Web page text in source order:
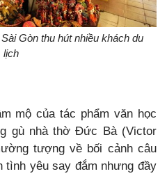
Gòn thu hút nhiều khách du
lịch
mộ của tác phẩm văn học
gù nhà thờ Đức Bà (Victor
tượng về bối cảnh câu
tình yêu say đắm nhưng đầy